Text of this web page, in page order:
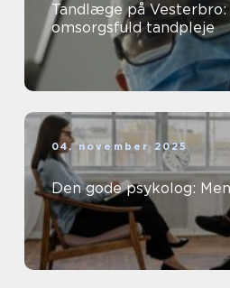
Tandlæge på
omsorgsfuld tandpleje
04. november 2025
Den gode psykolog: